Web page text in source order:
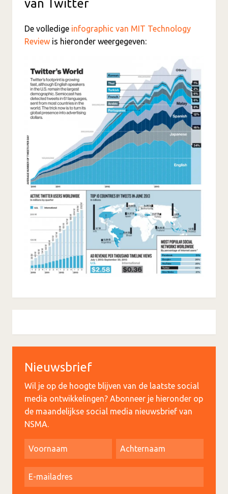
van Twitter
De volledige infographic van MIT Technology
Review is hieronder weergegeven:
Nieuwsbrief
Wil je op de hoogte blijven van de laatste social
media ontwikkelingen? Abonneer je hieronder op
de maandelijkse social media nieuwsbrief van
NSMA.